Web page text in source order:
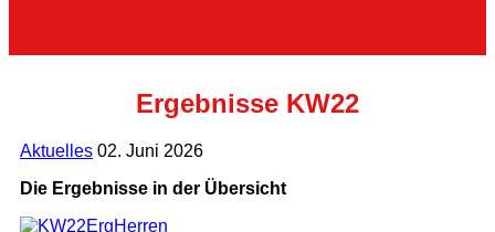
Ergebnisse KW22
Aktuelles 02. Juni 2026
Die Ergebnisse in der Übersicht